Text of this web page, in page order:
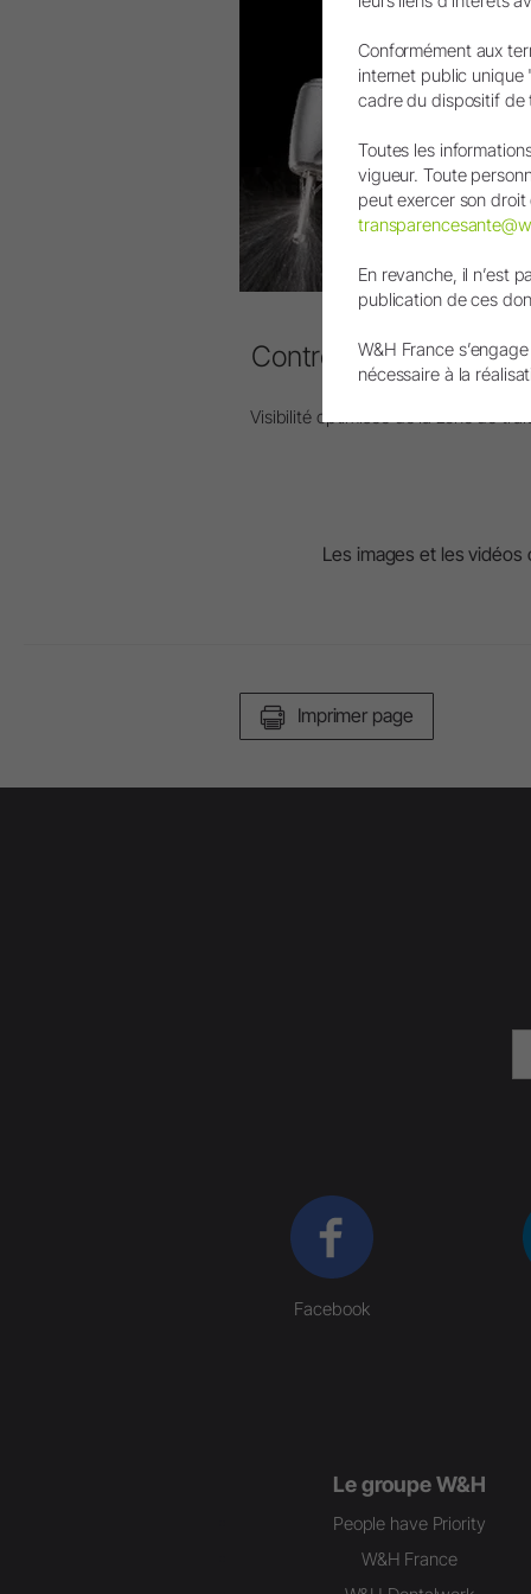
Contre-angles de
Visibilité optimisée de la zone de
Les images et les vidéos
Imprimer page
Facebook
Le groupe W&H
People have Priority
W&H France
Conformément aux
internet public unique
cadre du dispositif de
Toutes les
vigueur. Toute
peut exercer son
En revanche, il n’est
publication de ces
W&H France
nécessaire à la